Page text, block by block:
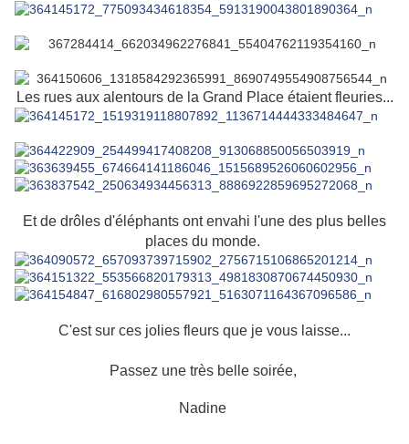
Les rues aux alentours de la Grand Place étaient fleuries...
Et de drôles d'éléphants ont envahi l'une des plus belles
places du monde.
C'est sur ces jolies fleurs que je vous laisse...
Passez une très belle soirée,
Nadine